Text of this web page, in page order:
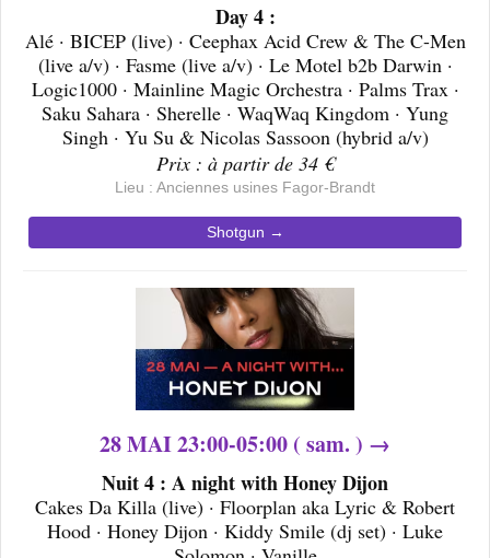
Day 4 :
Alé · BICEP (live) · Ceephax Acid Crew & The C-Men
(live a/v) · Fasme (live a/v) · Le Motel b2b Darwin ·
Logic1000 · Mainline Magic Orchestra · Palms Trax ·
Saku Sahara · Sherelle · WaqWaq Kingdom · Yung
Singh · Yu Su & Nicolas Sassoon (hybrid a/v)
Prix : à partir de 34 €
Lieu : Anciennes usines Fagor-Brandt
Shotgun →
28 MAI 23:00-05:00 ( sam. ) →
Nuit 4 : A night with Honey Dijon
Cakes Da Killa (live) · Floorplan aka Lyric & Robert
Hood · Honey Dijon · Kiddy Smile (dj set) · Luke